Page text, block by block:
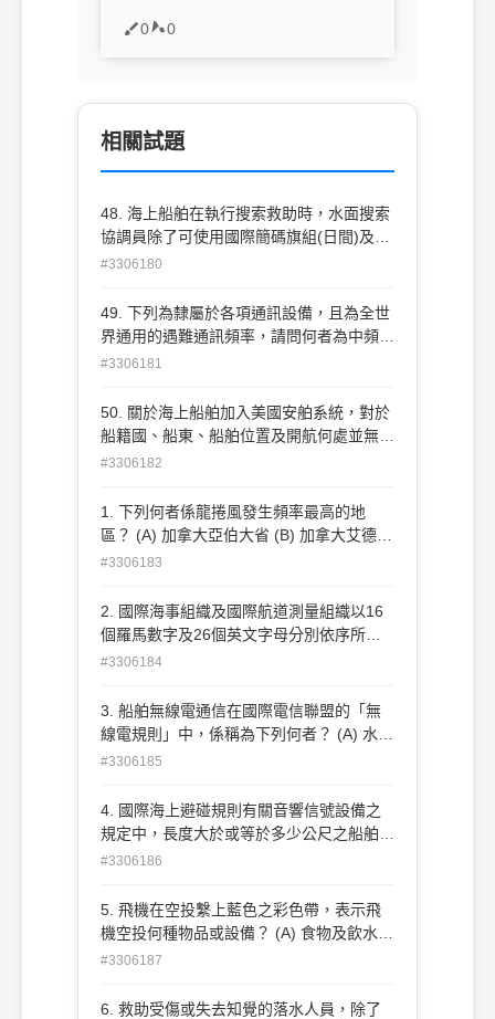
0 0
相關試題
48. 海上船舶在執行搜索救助時，水面搜索
協調員除了可使用國際簡碼旗組(日間)及規
定之明顯信號(夜間)外，對於無線電使用之
與海岸無線電台間可使用的通訊頻道，並嚴
格遵守無線電規則與通訊程序。 (B)必須控
無線電規則與通訊程序。 (D)必須控制船 舶
間可使用的通訊頻道，並嚴格遵守無線電規
則與通訊程序。
#3306180
49. 下列為隸屬於各項通訊設備，且為全世
界通用的遇難通訊頻率，請問何者為中頻無
線電話遇險頻率？ (A)500 KHz (B)2182
#3306181
50. 關於海上船舶加入美國安舶系統，對於
船籍國、船東、船舶位置及開航何處並無限
制，除了船舶噸位及航次航程有以下之要
以上 。 (B)400總噸以上商船，航程24小時
以上。 (C)150總噸以上商船，航程12小時
#3306182
1. 下列何者係龍捲風發生頻率最高的地
區？ (A) 加拿大亞伯大省 (B) 加拿大艾德蒙
#3306183
2. 國際海事組織及國際航道測量組織以16
個羅馬數字及26個英文字母分別依序所代
表之義意為 何？ (A) 羅馬數字代表海岸電
表衛星識別與英文字母代表衛星電台 (C) 羅
馬數字代表航警區域與英文字母代表海岸電
#3306184
3. 船舶無線電通信在國際電信聯盟的「無
線電規則」中，係稱為下列何者？ (A) 水上
移動業務 (B) 通信無線電業務 (C) 船舶無線
#3306185
4. 國際海上避碰規則有關音響信號設備之
規定中，長度大於或等於多少公尺之船舶，
除了號笛 和號鐘以外，應加置鑼一面？ (A)
#3306186
5. 飛機在空投繫上藍色之彩色帶，表示飛
機空投何種物品或設備？ (A) 食物及飲水
(B) 毛毯及保護衣物 (C) 醫療用品及急救設
備
#3306187
6. 救助受傷或失去知覺的落水人員，除了